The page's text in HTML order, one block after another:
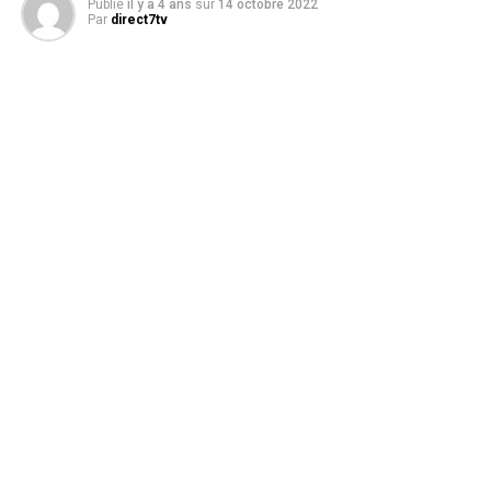
Publié il y a 4 ans sur 14 octobre 2022
Par direct7tv